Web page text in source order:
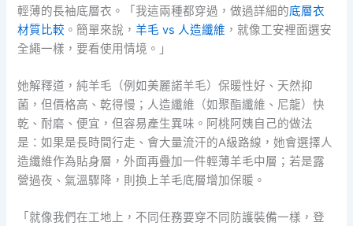
輕薄的長袖底層衣。「我這兩種都穿過，做過詳細的底層衣
材質比較 。簡單來說，羊毛 vs 人造纖維 ，就像工安裡面選安
全繩一樣，要看使用情境。」
她解釋道，純羊毛（例如美麗諾羊毛）保暖性好、天然抑
菌，但價格高、乾得慢；人造纖維（如聚酯纖維、尼龍）快
乾、耐磨、便宜，但容易產生異味。阿桃阿姨自己的做法
是：如果是長時間行走、會大量流汗的A級路線，她會選擇人
造纖維作為貼身層，外面再疊加一件輕薄羊毛中層；若是露
營過夜、氣溫驟降，則換上羊毛底層增加保暖。
「就像我們在工地上，不同任務要穿不同防護裝備一樣，登